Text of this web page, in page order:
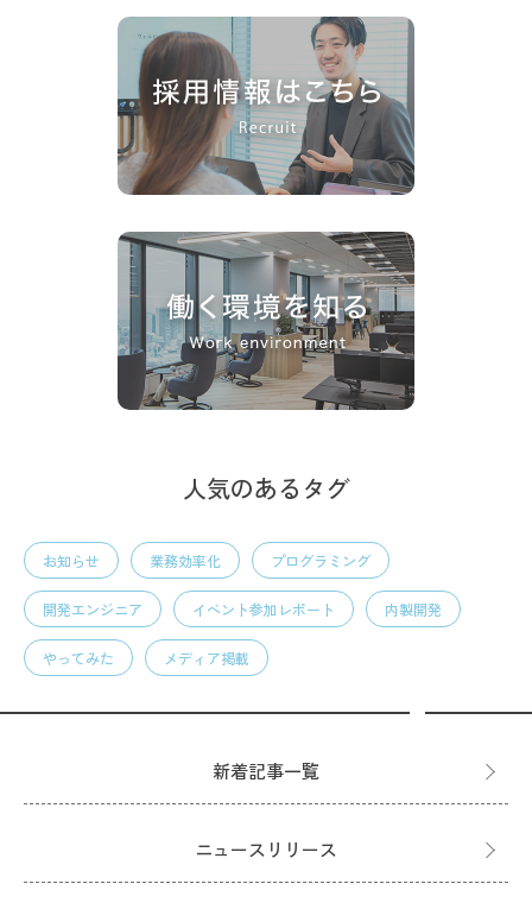
人気のあるタグ
お知らせ 業務効率化 プログラミング
開発エンジニア イベント参加レポート 内製開発
やってみた メディア掲載
新着記事一覧
ニュースリリース